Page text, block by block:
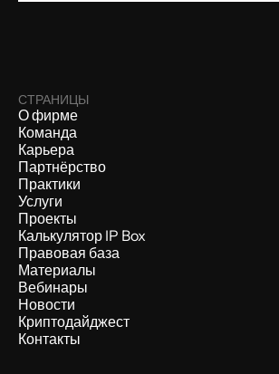
СТРАНИЦЫ
О фирме
Команда
Карьера
Партнёрство
Практики
Услуги
Проекты
Калькулятор IP Box
Правовая база
Материалы
Вебинары
Новости
Криптодайджест
Контакты